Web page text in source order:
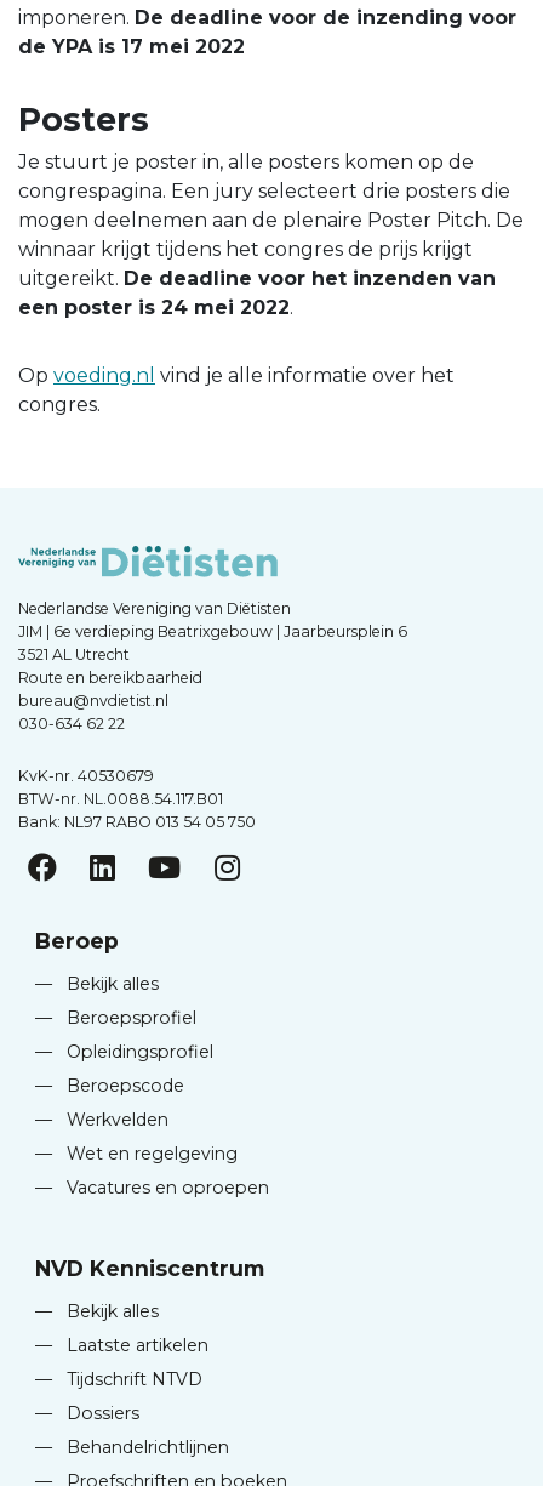
imponeren. De deadline voor de inzending voor
de YPA is 17 mei 2022
Posters
Je stuurt je poster in, alle posters komen op de
congrespagina. Een jury selecteert drie posters die
mogen deelnemen aan de plenaire Poster Pitch. De
winnaar krijgt tijdens het congres de prijs krijgt
uitgereikt. De deadline voor het inzenden van
een poster is 24 mei 2022.
Op voeding.nl vind je alle informatie over het
congres.
Nederlandse Vereniging van Diëtisten
JIM | 6e verdieping Beatrixgebouw | Jaarbeursplein 6
3521 AL Utrecht
Route en bereikbaarheid
bureau@nvdietist.nl
030-634 62 22
KvK-nr. 40530679
BTW-nr. NL.0088.54.117.B01
Bank: NL97 RABO 013 54 05 750
Beroep
—
Bekijk alles
—
Beroepsprofiel
—
Opleidingsprofiel
—
Beroepscode
—
Werkvelden
—
Wet en regelgeving
—
Vacatures en oproepen
NVD Kenniscentrum
—
Bekijk alles
—
Laatste artikelen
—
Tijdschrift NTVD
—
Dossiers
—
Behandelrichtlijnen
—
Proefschriften en boeken